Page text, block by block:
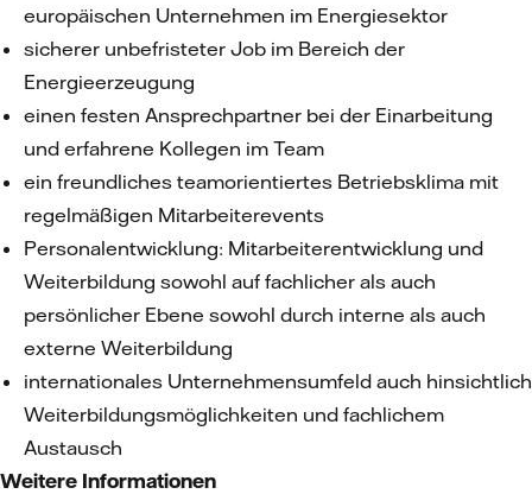
europäischen Unternehmen im Energiesektor
sicherer unbefristeter Job im Bereich der
Energieerzeugung
einen festen Ansprechpartner bei der Einarbeitung
und erfahrene Kollegen im Team
ein freundliches teamorientiertes Betriebsklima mit
regelmäßigen Mitarbeiterevents
Personalentwicklung: Mitarbeiterentwicklung und
Weiterbildung sowohl auf fachlicher als auch
persönlicher Ebene sowohl durch interne als auch
externe Weiterbildung
internationales Unternehmensumfeld auch hinsichtlich
Weiterbildungsmöglichkeiten und fachlichem
Austausch
Weitere Informationen